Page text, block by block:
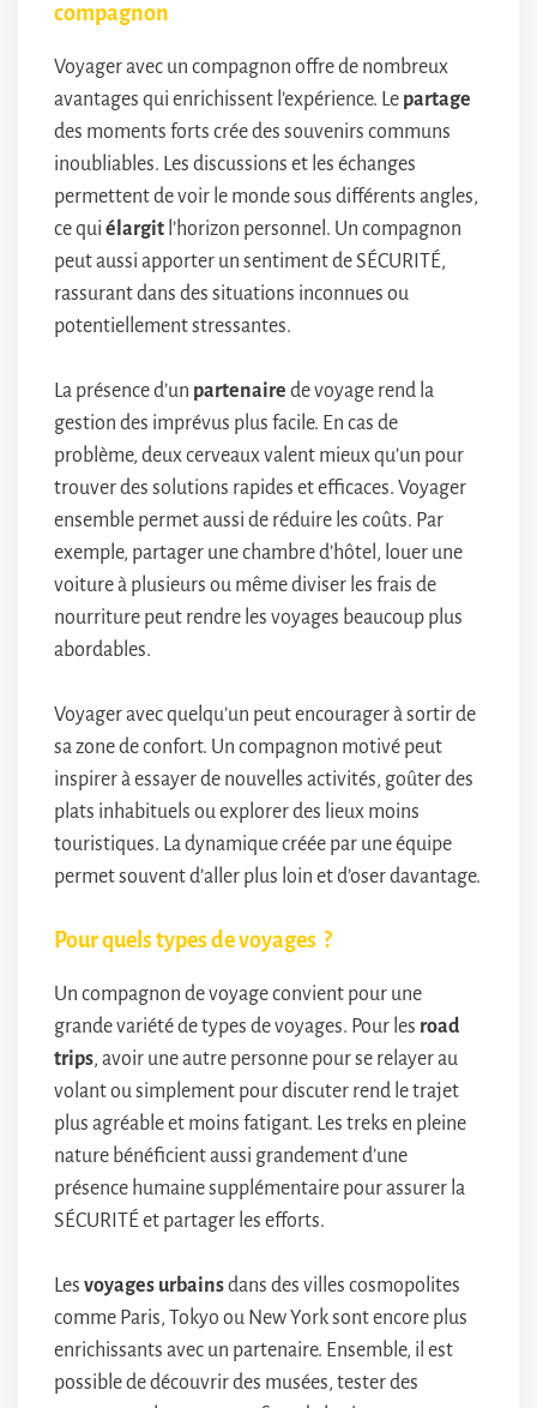
compagnon
Voyager avec un compagnon offre de nombreux
avantages qui enrichissent l’expérience. Le partage
des moments forts crée des souvenirs communs
inoubliables. Les discussions et les échanges
permettent de voir le monde sous différents angles,
ce qui élargit l’horizon personnel. Un compagnon
peut aussi apporter un sentiment de SÉCURITÉ,
rassurant dans des situations inconnues ou
potentiellement stressantes.
La présence d’un partenaire de voyage rend la
gestion des imprévus plus facile. En cas de
problème, deux cerveaux valent mieux qu’un pour
trouver des solutions rapides et efficaces. Voyager
ensemble permet aussi de réduire les coûts. Par
exemple, partager une chambre d’hôtel, louer une
voiture à plusieurs ou même diviser les frais de
nourriture peut rendre les voyages beaucoup plus
abordables.
Voyager avec quelqu’un peut encourager à sortir de
sa zone de confort. Un compagnon motivé peut
inspirer à essayer de nouvelles activités, goûter des
plats inhabituels ou explorer des lieux moins
touristiques. La dynamique créée par une équipe
permet souvent d’aller plus loin et d’oser davantage.
Pour quels types de voyages ?
Un compagnon de voyage convient pour une
grande variété de types de voyages. Pour les road
trips, avoir une autre personne pour se relayer au
volant ou simplement pour discuter rend le trajet
plus agréable et moins fatigant. Les treks en pleine
nature bénéficient aussi grandement d’une
présence humaine supplémentaire pour assurer la
SÉCURITÉ et partager les efforts.
Les voyages urbainsdans des villes cosmopolites
comme Paris, Tokyo ou New York sont encore plus
enrichissants avec un partenaire. Ensemble, il est
possible de découvrir des musées, tester des